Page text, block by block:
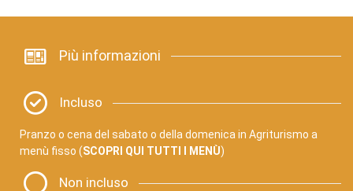
Più informazioni
Incluso
Pranzo o cena del sabato o della domenica in Agriturismo a
menù fisso (SCOPRI QUI TUTTI I MENÙ)
Non incluso